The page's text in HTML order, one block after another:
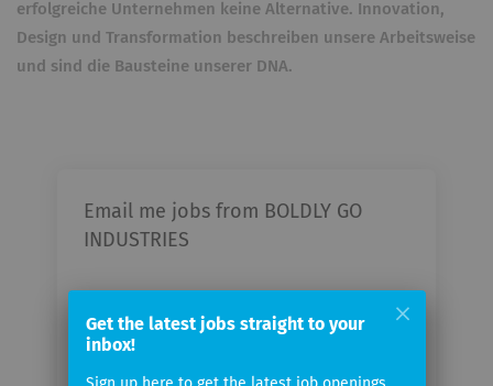
erfolgreiche Unternehmen keine Alternative. Innovation,
Design und Transformation beschreiben unsere Arbeitsweise
und sind die Bausteine unserer DNA.
Email me jobs from BOLDLY GO
INDUSTRIES
email
Get the latest jobs straight to your
inbox!